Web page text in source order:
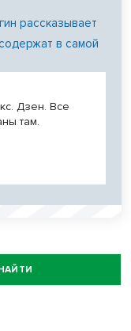
рассказывает
в самой
Дзен. Все
там.